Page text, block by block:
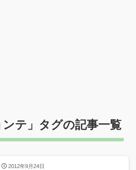
ンテ 」タグの記事一覧
2012年9月24日